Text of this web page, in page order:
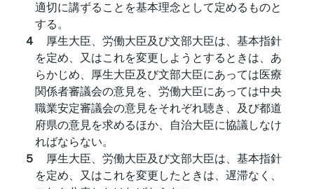
適切に講ずることを基本理念として定めるものと
する。
４ 厚生大臣、労働大臣及び文部大臣は、基本指針
を定め、又はこれを変更しようとするときは、あ
らかじめ、厚生大臣及び文部大臣にあっては医療
関係者審議会の意見を、労働大臣にあっては中央
職業安定審議会の意見をそれぞれ聴き、及び都道
府県の意見を求めるほか、自治大臣に協議しなけ
ればならない。
５ 厚生大臣、労働大臣及び文部大臣は、基本指針
を定め、又はこれを変更したときは、遅滞なく、